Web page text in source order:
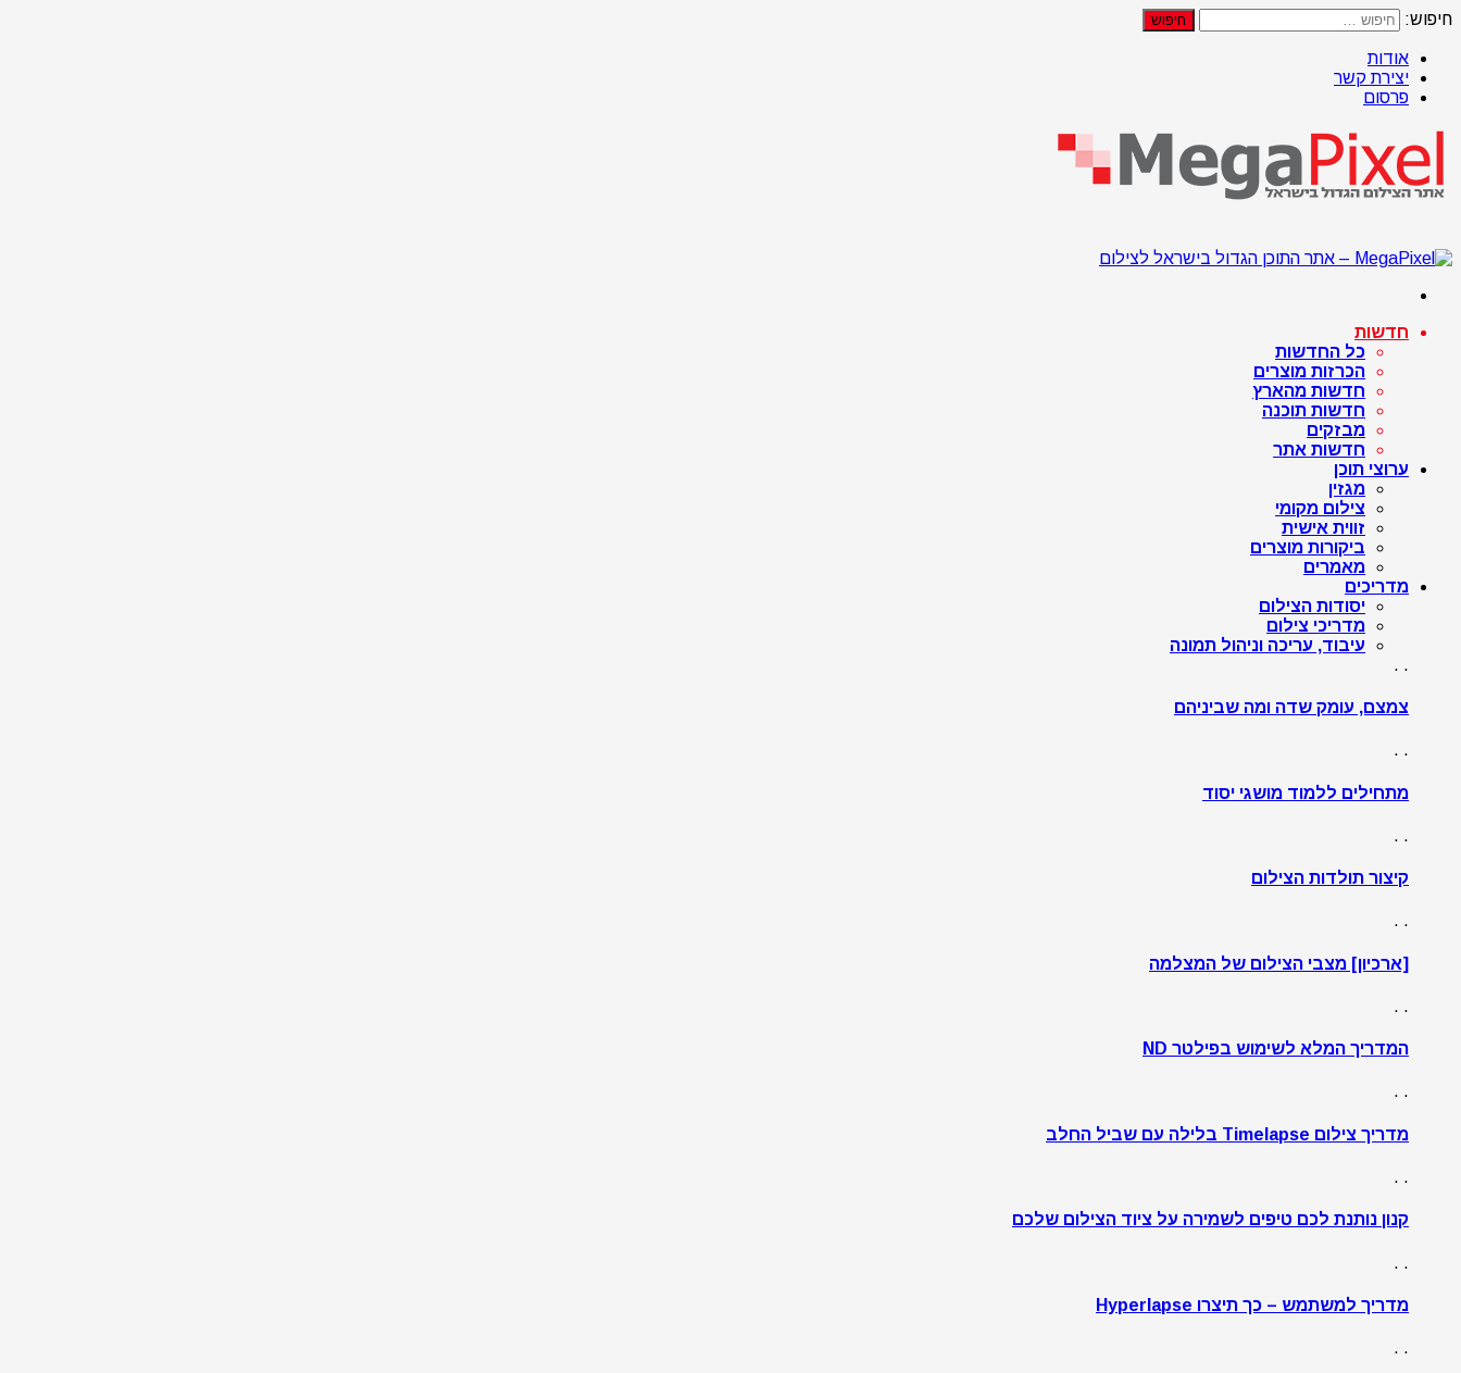
חיפוש:
אודות
יצירת קשר
פרסום
חדשות
כל החדשות
הכרזות מוצרים
חדשות מהארץ
חדשות תוכנה
מבזקים
חדשות אתר
ערוצי תוכן
מגזין
צילום מקומי
זווית אישית
ביקורות מוצרים
מאמרים
מדריכים
יסודות הצילום
מדריכי צילום
עיבוד, עריכה וניהול תמונה
. .
צמצם, עומק שדה ומה שביניהם
. .
מתחילים ללמוד מושגי יסוד
. .
קיצור תולדות הצילום
. .
[ארכיון] מצבי הצילום של המצלמה
. .
המדריך המלא לשימוש בפילטר ND
. .
מדריך צילום Timelapse בלילה עם שביל החלב
. .
קנון נותנת לכם טיפים לשמירה על ציוד הצילום שלכם
. .
מדריך למשתמש – כך תיצרו Hyperlapse
. .